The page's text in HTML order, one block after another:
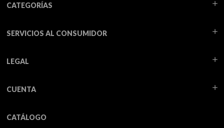
CATEGORÍAS
SERVICIOS AL CONSUMIDOR
LEGAL
CUENTA
CATÁLOGO